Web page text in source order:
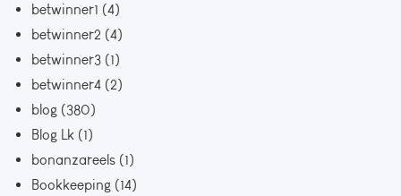
betwinner1 (4)
betwinner2 (4)
betwinner3 (1)
betwinner4 (2)
blog (380)
Blog Lk (1)
bonanzareels (1)
Bookkeeping (14)